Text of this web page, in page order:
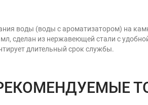
воды (воды с ароматизатором) на
сделан из нержавеющей стали с
длительный срок службы.